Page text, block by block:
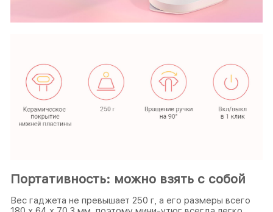
Портативность: можно взять с собой
Вес гаджета не превышает 250 г, а его размеры всего